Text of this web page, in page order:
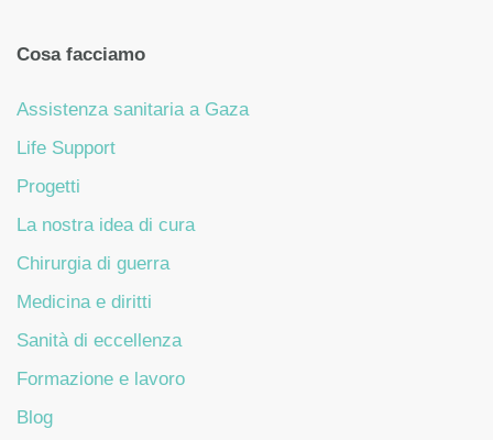
Cosa facciamo
Assistenza sanitaria a Gaza
Life Support
Progetti
La nostra idea di cura
Chirurgia di guerra
Medicina e diritti
Sanità di eccellenza
Formazione e lavoro
Blog